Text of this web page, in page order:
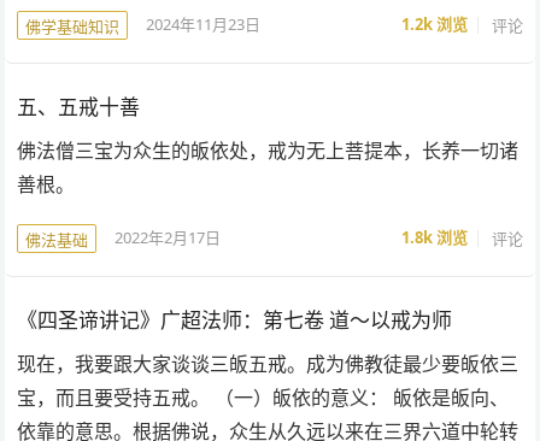
佛学基础知识 2024年11月23日 1.2k浏览 评论
五、五戒十善
佛法僧三宝为众生的皈依处，戒为无上菩提本，长养一切诸
善根。
佛法基础 2022年2月17日 1.8k浏览 评论
《四圣谛讲记》广超法师：第七卷 道～以戒为师
现在，我要跟大家谈谈三皈五戒。成为佛教徒最少要皈依三
宝，而且要受持五戒。 （一）皈依的意义： 皈依是皈向、
依靠的意思。根据佛说，众生从久远以来在三界六道中轮转